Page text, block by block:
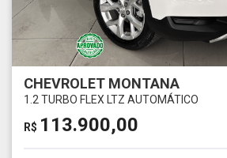
CHEVROLET MONTANA
1.2 TURBO FLEX LTZ AUTOMÁTICO
R$ 113.900,00